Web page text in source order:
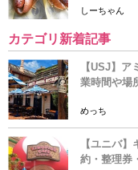
しーちゃん
カテゴリ新着記事
【USJ】
業時間や場
めっち
【ユニバ
約・整理券